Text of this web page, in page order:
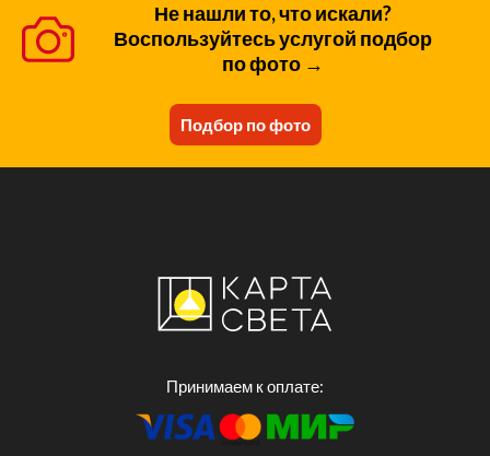
Не нашли то, что искали?
Воспользуйтесь услугой подбор
по фото →
Подбор по фото
Принимаем к оплате: